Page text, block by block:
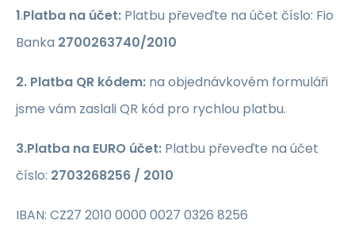
1.Platba na účet: Platbu převeďte na účet číslo: Fio
Banka 2700263740/2010
2. Platba QR kódem: na objednávkovém formuláři
jsme vám zaslali QR kód pro rychlou platbu.
3.Platba na EURO účet: Platbu převeďte na účet
číslo: 2703268256 / 2010
IBAN: CZ27 2010 0000 0027 0326 8256